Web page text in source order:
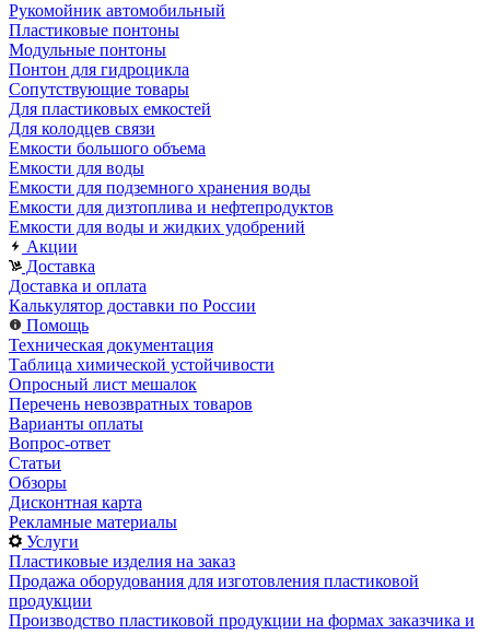
Рукомойник автомобильный
Пластиковые понтоны
Модульные понтоны
Понтон для гидроцикла
Сопутствующие товары
Для пластиковых емкостей
Для колодцев связи
Емкости большого объема
Емкости для воды
Емкости для подземного хранения воды
Емкости для дизтоплива и нефтепродуктов
Емкости для воды и жидких удобрений
Акции
Доставка
Доставка и оплата
Калькулятор доставки по России
Помощь
Техническая документация
Таблица химической устойчивости
Опросный лист мешалок
Перечень невозвратных товаров
Варианты оплаты
Вопрос-ответ
Статьи
Обзоры
Дисконтная карта
Рекламные материалы
Услуги
Пластиковые изделия на заказ
Продажа оборудования для изготовления пластиковой
продукции
Производство пластиковой продукции на формах заказчика и